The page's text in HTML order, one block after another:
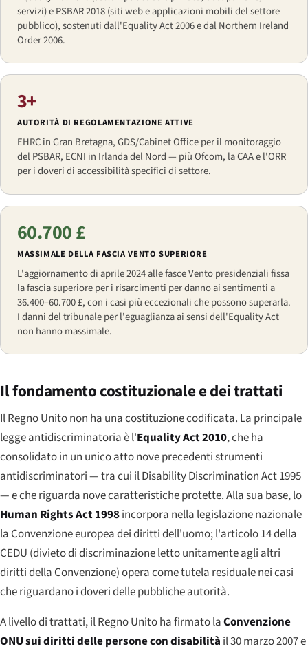
servizi) e PSBAR 2018 (siti web e applicazioni mobili del settore
pubblico), sostenuti dall'Equality Act 2006 e dal Northern Ireland
Order 2006.
3+
AUTORITÀ DI REGOLAMENTAZIONE ATTIVE
EHRC in Gran Bretagna, GDS/Cabinet Office per il monitoraggio
del PSBAR, ECNI in Irlanda del Nord — più Ofcom, la CAA e l'ORR
per i doveri di accessibilità specifici di settore.
60.700 £
MASSIMALE DELLA FASCIA VENTO SUPERIORE
L'aggiornamento di aprile 2024 alle fasce Vento presidenziali fissa
la fascia superiore per i risarcimenti per danno ai sentimenti a
36.400–60.700 £, con i casi più eccezionali che possono superarla.
I danni del tribunale per l'eguaglianza ai sensi dell'Equality Act
non hanno massimale.
Il fondamento costituzionale e dei trattati
Il Regno Unito non ha una costituzione codificata. La principale
legge antidiscriminatoria è l'Equality Act 2010, che ha
consolidato in un unico atto nove precedenti strumenti
antidiscriminatori — tra cui il Disability Discrimination Act 1995
— e che riguarda nove caratteristiche protette. Alla sua base, lo
Human Rights Act 1998incorpora nella legislazione nazionale
la Convenzione europea dei diritti dell'uomo; l'articolo 14 della
CEDU (divieto di discriminazione letto unitamente agli altri
diritti della Convenzione) opera come tutela residuale nei casi
che riguardano i doveri delle pubbliche autorità.
A livello di trattati, il Regno Unito ha firmato laConvenzione
ONU sui diritti delle persone con disabilità il 30 marzo 2007 e